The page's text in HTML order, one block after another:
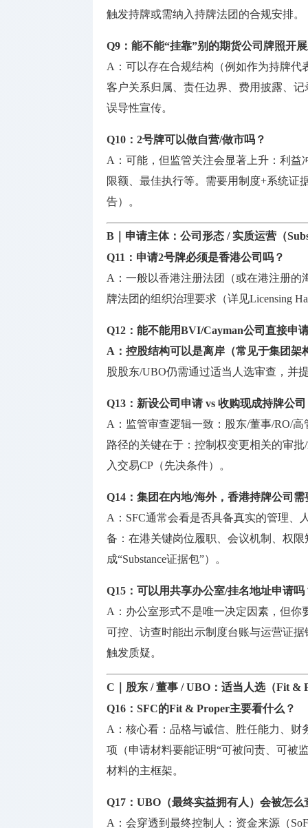
触发持牌或需纳入持牌法团的合规安排。
Q9：能不能“挂靠”别的期货公司牌照开
A：可以存在合规结构（例如作为持牌
客户关系归属、责任边界、费用披露、
误导性宣传。
Q10：2号牌可以做自营/做市吗？
A：可能，但监管关注会显著上升：利
限额、最佳执行等。需要用制度+系统证
告）。
B｜申请主体：公司形态 / 实质运营（
Q11：申请2号牌必须是香港公司吗？
A：一般以香港注册法团（或在港注册的
牌法团的组织治理要求（详见Licensing
Q12：能不能用BVI/Cayman公司直接申
A： 控股结构可以是离岸（常见于集团架
股股东/UBO仍需通过适当人选审查，并
Q13：新设公司申请 vs 收购现成持牌公
A：监管审查逻辑一致：股东/董事/RO/
路径的关键在于：控制权变更相关的审
入交易CP（先决条件）。
Q14：集团在内地/海外，香港持牌公司
A：SFC通常会看是否具备真实的管理、
备：在港关键岗位履职、会议机制、权
成“Substance证据包”）。
Q15：可以用共享办公室/挂名地址申请吗
A：办公室形式不是唯一决定因素，但
可控、访查时能出示制度台账与运营证
触发质疑。
C｜股东 / 董事 / UBO：适当人选（Fit &
Q16：SFC的Fit & Proper主要看什么？
A：核心看：品格与诚信、胜任能力、
项（申请材料要能证明“可被问责、可被
材料的主框架。
Q17：UBO（最终实益拥有人）会被怎么
A：会穿透到最终控制人：资金来源（